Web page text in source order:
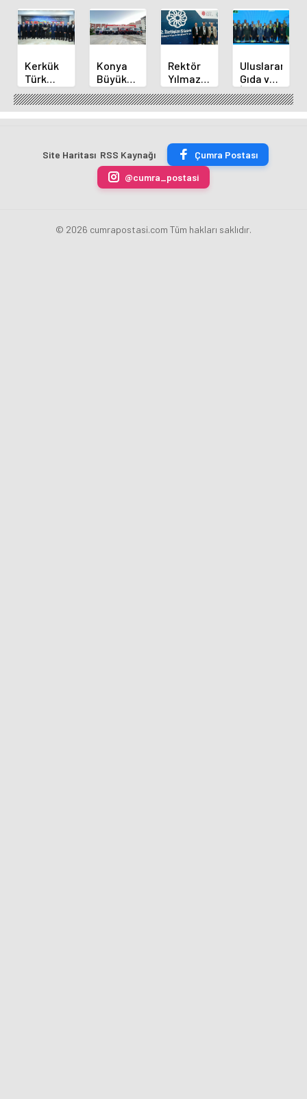
Kerkük
Türk
Dünyası
Belediyeler
Birliği
Konya
Büyükşehir'den
Alanya
Yangınına
Destek
Rektör
Yılmaz
ve
Akademisyenler
2.
Şurasında
Uluslararası
Gıda ve
İnovasyon
Forumu
Selçuklu'da
Site Haritası RSS Kaynağı
Çumra Postası
@cumra_postasi
© 2026 cumrapostasi.com Tüm hakları saklıdır.